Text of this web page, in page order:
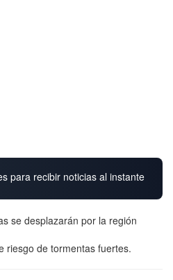
para recibir noticias al instante
se desplazarán por la región
riesgo de tormentas fuertes.